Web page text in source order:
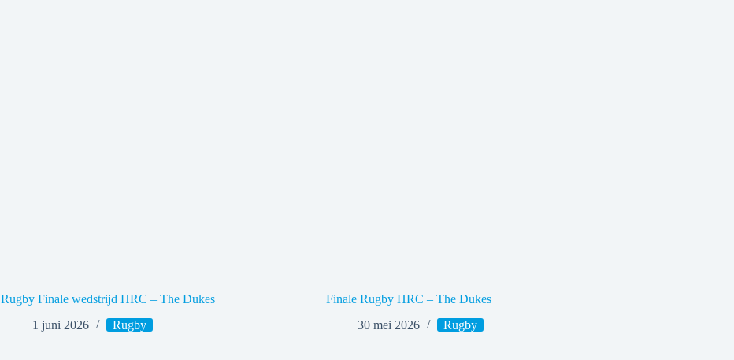
Rugby Finale wedstrijd HRC – The Dukes
1 juni 2026
Rugby
Finale Rugby HRC – The Dukes
30 mei 2026
Rugby